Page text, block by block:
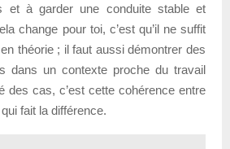
et à garder une conduite stable et
change pour toi, c’est qu’il ne suffit
théorie ; il faut aussi démontrer des
dans un contexte proche du travail
des cas, c’est cette cohérence entre
fait la différence.